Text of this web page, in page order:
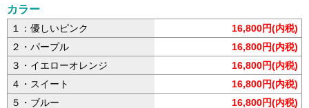
カラー
１：優しいピンク
16,800円(内税)
２・パープル
16,800円(内税)
３・イエローオレンジ
16,800円(内税)
４・スイート
16,800円(内税)
５・ブルー
16,800円(内税)